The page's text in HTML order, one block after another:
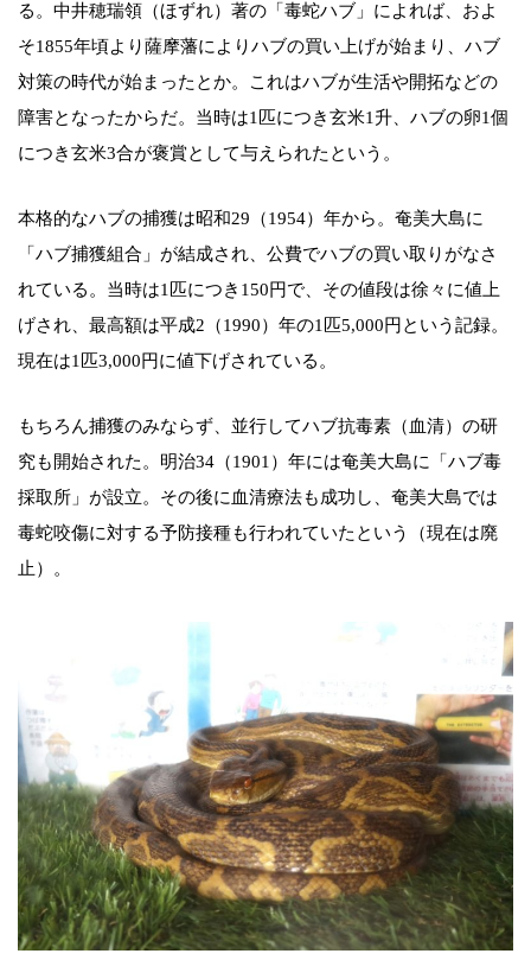
る。中井穂瑞領（ほずれ）著の「毒蛇ハブ」によれば、およ
そ1855年頃より薩摩藩によりハブの買い上げが始まり、ハブ
対策の時代が始まったとか。これはハブが生活や開拓などの
障害となったからだ。当時は1匹につき玄米1升、ハブの卵1個
につき玄米3合が褒賞として与えられたという。
本格的なハブの捕獲は昭和29（1954）年から。奄美大島に
「ハブ捕獲組合」が結成され、公費でハブの買い取りがなさ
れている。当時は1匹につき150円で、その値段は徐々に値上
げされ、最高額は平成2（1990）年の1匹5,000円という記録。
現在は1匹3,000円に値下げされている。
もちろん捕獲のみならず、並行してハブ抗毒素（血清）の研
究も開始された。明治34（1901）年には奄美大島に「ハブ毒
採取所」が設立。その後に血清療法も成功し、奄美大島では
毒蛇咬傷に対する予防接種も行われていたという（現在は廃
止）。